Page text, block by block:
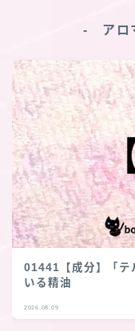
‐ アロ
01441【成分】「テ
いる精油
2026.08.09